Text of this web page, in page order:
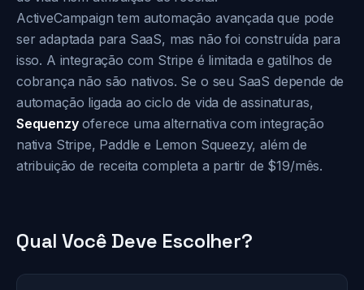
ActiveCampaign tem automação avançada que pode
ser adaptada para SaaS, mas não foi construída para
isso. A integração com Stripe é limitada e gatilhos de
cobrança não são nativos. Se o seu SaaS depende de
automação ligada ao ciclo de vida de assinaturas,
Sequenzyoferece uma alternativa com integração
nativa Stripe, Paddle e Lemon Squeezy, além de
atribuição de receita completa a partir de $19/mês.
Qual Você Deve Escolher?